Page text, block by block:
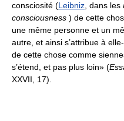
consciosité (Leibniz , dans les
consciousness ) de cette
une même personne et un
autre, et ainsi s’attribue à
de cette chose comme
s’étend, et pas plus loin» (
XXVII, 17).